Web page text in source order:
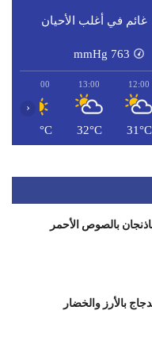
غائم في أغلب الأحيان
763
mmHg
12:00
31°C
13:00
32°C
14:00
32°C
‹
بالصوص الأحمر
بالأرز والخضار